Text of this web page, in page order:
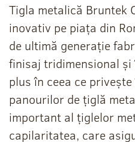
Tigla metalică Bruntek
inovativ pe piața din
de ultimă generație
finisaj tridimensional
plus în ceea ce
panourilor de țiglă
important al țiglelor
capilaritatea, care